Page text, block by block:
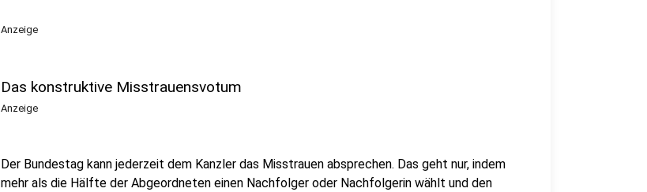
Anzeige
Das konstruktive Misstrauensvotum
Anzeige
Der Bundestag kann jederzeit dem Kanzler das Misstrauen absprechen. Das geht nur, indem
mehr als die Hälfte der Abgeordneten einen Nachfolger oder Nachfolgerin wählt und den